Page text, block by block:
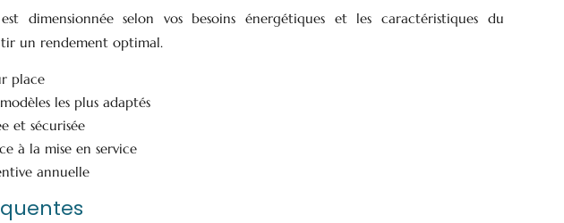
dimensionnée selon vos besoins énergétiques et les caractéristiques du
un rendement optimal.
place
les plus adaptés
et sécurisée
à la mise en service
annuelle